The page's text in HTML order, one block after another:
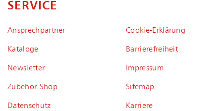
SERVICE
Ansprechpartner
Kataloge
Newsletter
Zubehör-Shop
Datenschutz
Coo­kie-Er­klä­rung
Bar­rie­re­frei­heit
Impressum
Sitemap
Karriere